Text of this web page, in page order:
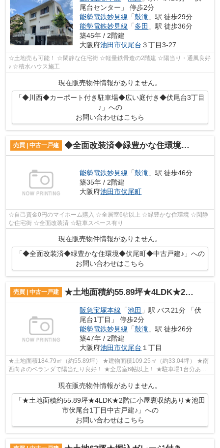
尾台センター」 停歩2分
能勢電鉄妙見線 「鼓滝 」駅 徒歩29分
能勢電鉄妙見線 「多田 」駅 徒歩36分
築45年 / 2階建
大阪府池田市伏尾台 ３丁目3-27
☆土地売も可能！ ☆閑静な住宅街 ☆軽量鉄骨造の2階建 ☆陽当り・通風良好
♪ ☆積水ハウス施工
現在販売物件情報がありません。
「◆川西◆カーポート付き駐車場◆広い庭付き◆伏尾台3丁目
♪」への
お問い合わせはこちら
売買 | 中古一戸建 ◆全面改装済◆緑豊かな住環境◆伏尾町◆中古戸建♪
能勢電鉄妙見線 「鼓滝 」駅 徒歩46分
築35年 / 2階建
大阪府池田市伏尾町
☆自己資金0円のマイホーム購入 ☆全居室6帖以上 ☆緑豊かな住環境 ☆閑静
な住宅街 ☆全面改装済 ☆駐車スペース有り
現在販売物件情報がありません。
「◆全面改装済◆緑豊かな住環境◆伏尾町◆中古戸建♪」への
お問い合わせはこちら
売買 | 中古一戸建 ★土地面積約55.89坪★4LDK★2階に小屋裏収納あり★池田市伏尾台1丁目中古戸建♪
阪急宝塚本線 「池田 」駅 バス21分 「伏
尾台1丁目」 停歩2分
能勢電鉄妙見線 「鼓滝 」駅 徒歩26分
築47年 / 2階建
大阪府池田市伏尾台 １丁目
★土地面積184.79㎡（約55.89坪） ★建物面積109.25㎡（約33.04坪） ★南
西向きのベランダで陽当たり良好！ ★全居室6帖以上！ ★駐車場1台分あ
現在販売物件情報がありません。
「★土地面積約55.89坪★4LDK★2階に小屋裏収納あり★池田
市伏尾台1丁目中古戸建♪」への
お問い合わせはこちら